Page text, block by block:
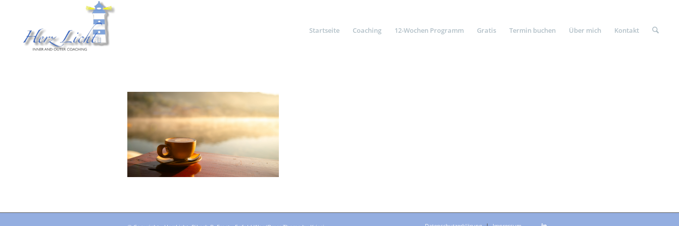
Startseite Coaching 12-Wochen Programm Gratis Termin buchen Über mich Kontakt